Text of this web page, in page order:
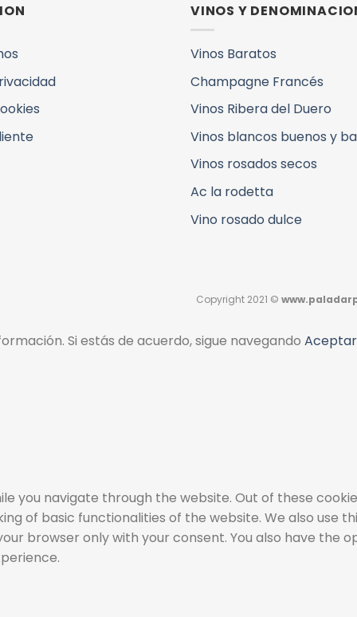
VINOS Y
Vinos Baratos
Champagne Francés
Vinos Ribera del Duero
Vinos blancos buenos y
Vinos rosados secos
Ac la rodetta
Vino rosado dulce
Copyright 2021 ©
Si estás de acuerdo, sigue navegando Aceptar
you navigate through the website. Out of these
of basic functionalities of the website. We also use
browser only with your consent. You also have